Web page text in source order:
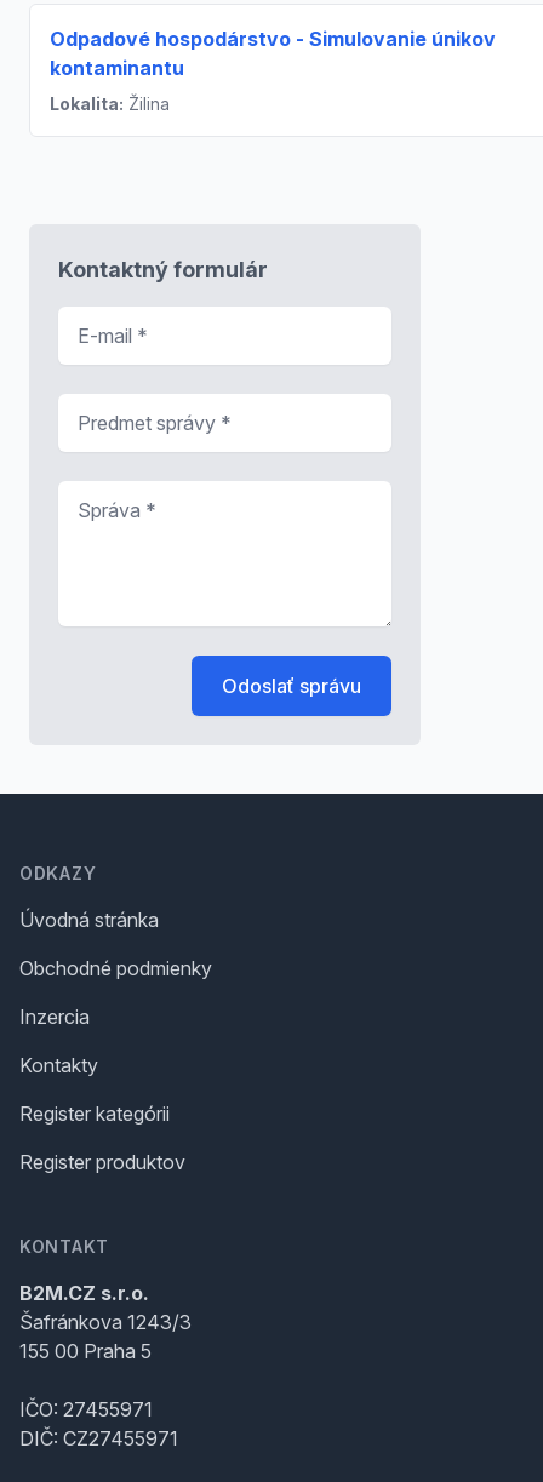
Odpadové hospodárstvo - Simulovanie únikov
kontaminantu
Lokalita: Žilina
Kontaktný formulár
Odoslať správu
ODKAZY
Úvodná stránka
Obchodné podmienky
Inzercia
Kontakty
Register kategórii
Register produktov
KONTAKT
B2M.CZ s.r.o.
Šafránkova 1243/3
155 00 Praha 5
IČO: 27455971
DIČ: CZ27455971